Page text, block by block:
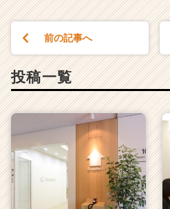
r
C
e
r）
前の記事へ
投稿一覧